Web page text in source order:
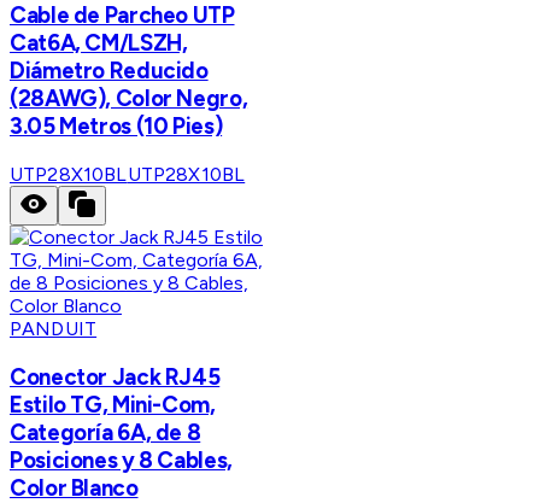
Cable de Parcheo UTP
Cat6A, CM/LSZH,
Diámetro Reducido
(28AWG), Color Negro,
3.05 Metros (10 Pies)
UTP28X10BLUTP28X10BL
PANDUIT
Conector Jack RJ45
Estilo TG, Mini-Com,
Categoría 6A, de 8
Posiciones y 8 Cables,
Color Blanco